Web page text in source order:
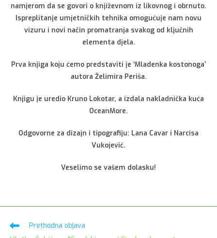
namjerom da se govori o književnom iz likovnog i obrnuto.
Ispreplitanje umjetničkih tehnika omogućuje nam novu
vizuru i novi način promatranja svakog od ključnih
elementa djela.
Prva knjiga koju ćemo predstaviti je ‘Mladenka kostonoga’
autora Želimira Periša.
Knjigu je uredio Kruno Lokotar, a izdala nakladnička kuća
OceanMore.
Odgovorne za dizajn i tipografiju: Lana Cavar i Narcisa
Vukojević.
Veselimo se vašem dolasku!
Pročitaj
više
Prethodna objava